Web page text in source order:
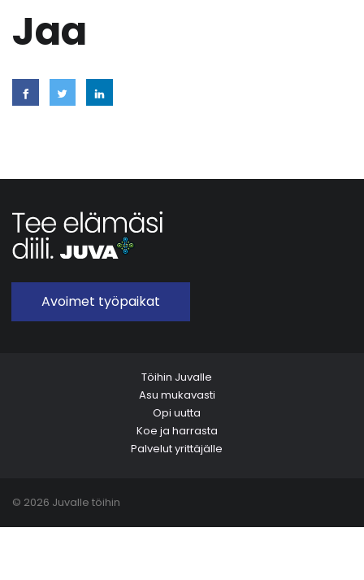
Jaa
Avoimet työpaikat
Töihin Juvalle
Asu mukavasti
Opi uutta
Koe ja harrasta
Palvelut yrittäjälle
© 2026 Juvalle töihin